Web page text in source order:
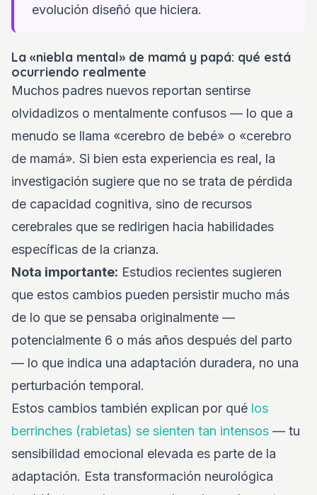
evolución diseñó que hiciera.
La «niebla mental» de mamá y papá: qué está
ocurriendo realmente
Muchos padres nuevos reportan sentirse
olvidadizos o mentalmente confusos — lo que a
menudo se llama «cerebro de bebé» o «cerebro
de mamá». Si bien esta experiencia es real, la
investigación sugiere que no se trata de pérdida
de capacidad cognitiva, sino de recursos
cerebrales que se redirigen hacia habilidades
específicas de la crianza.
Nota importante: Estudios recientes sugieren
que estos cambios pueden persistir mucho más
de lo que se pensaba originalmente —
potencialmente 6 o más años después del parto
— lo que indica una adaptación duradera, no una
perturbación temporal.
Estos cambios también explican por qué los
berrinches (rabietas) se sienten tan intensos — tu
sensibilidad emocional elevada es parte de la
adaptación. Esta transformación neurológica